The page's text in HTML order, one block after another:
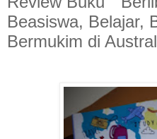
Beasiswa, Belajar,
Bermukim di